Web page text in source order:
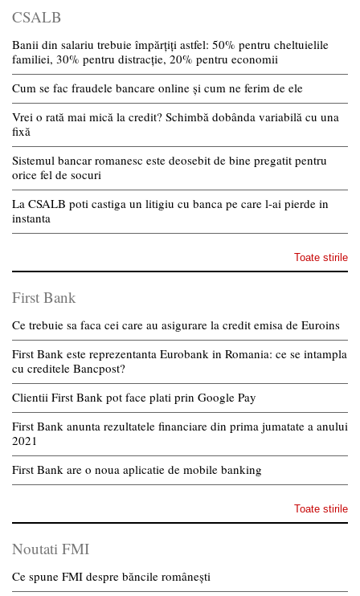
CSALB
Banii din salariu trebuie împărțiți astfel: 50% pentru cheltuielile
familiei, 30% pentru distracție, 20% pentru economii
Cum se fac fraudele bancare online și cum ne ferim de ele
Vrei o rată mai mică la credit? Schimbă dobânda variabilă cu una
fixă
Sistemul bancar romanesc este deosebit de bine pregatit pentru
orice fel de socuri
La CSALB poti castiga un litigiu cu banca pe care l-ai pierde in
instanta
Toate stirile
First Bank
Ce trebuie sa faca cei care au asigurare la credit emisa de Euroins
First Bank este reprezentanta Eurobank in Romania: ce se intampla
cu creditele Bancpost?
Clientii First Bank pot face plati prin Google Pay
First Bank anunta rezultatele financiare din prima jumatate a anului
2021
First Bank are o noua aplicatie de mobile banking
Toate stirile
Noutati FMI
Ce spune FMI despre băncile românești